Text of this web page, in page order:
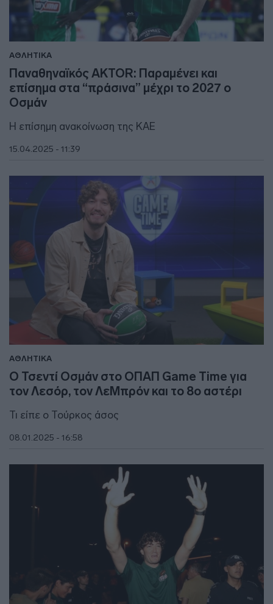
ΑΘΛΗΤΙΚΑ
Παναθηναϊκός AKTOR: Παραμένει και
επίσημα στα “πράσινα” μέχρι το 2027 ο
Οσμάν
Η επίσημη ανακοίνωση της ΚΑΕ
15.04.2025 - 11:39
ΑΘΛΗΤΙΚΑ
Ο Τσεντί Οσμάν στο ΟΠΑΠ Game Time για
τον Λεσόρ, τον ΛεΜπρόν και το 8ο αστέρι
Τι είπε ο Τούρκος άσος
08.01.2025 - 16:58